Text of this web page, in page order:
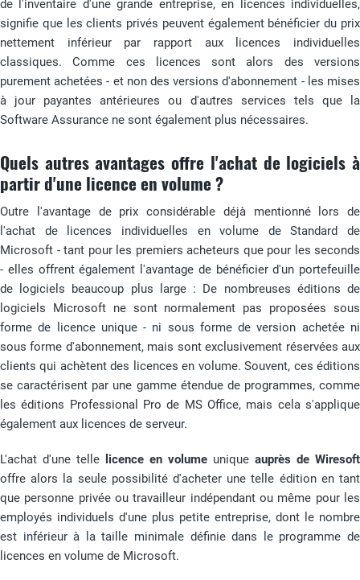
de l'inventaire d'une grande entreprise, en licences individuelles,
signifie que les clients privés peuvent également bénéficier du prix
nettement inférieur par rapport aux licences individuelles
classiques. Comme ces licences sont alors des versions
purement achetées - et non des versions d'abonnement - les mises
à jour payantes antérieures ou d'autres services tels que la
Software Assurance ne sont également plus nécessaires.
Quels autres avantages offre l'achat de logiciels à
partir d'une licence en volume ?
Outre l'avantage de prix considérable déjà mentionné lors de
l'achat de licences individuelles en volume de Standard de
Microsoft - tant pour les premiers acheteurs que pour les seconds
- elles offrent également l'avantage de bénéficier d'un portefeuille
de logiciels beaucoup plus large : De nombreuses éditions de
logiciels Microsoft ne sont normalement pas proposées sous
forme de licence unique - ni sous forme de version achetée ni
sous forme d'abonnement, mais sont exclusivement réservées aux
clients qui achètent des licences en volume. Souvent, ces éditions
se caractérisent par une gamme étendue de programmes, comme
les éditions Professional Pro de MS Office, mais cela s'applique
également aux licences de serveur.
L'achat d'une telle licence en volume unique auprès de Wiresoft
offre alors la seule possibilité d'acheter une telle édition en tant
que personne privée ou travailleur indépendant ou même pour les
employés individuels d'une plus petite entreprise, dont le nombre
est inférieur à la taille minimale définie dans le programme de
licences en volume de Microsoft.